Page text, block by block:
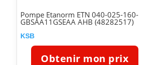
Pompe Etanorm ETN 040-025-160-
GBSAA11GSEAA AHB (48282517)
KSB
Obtenir mon prix